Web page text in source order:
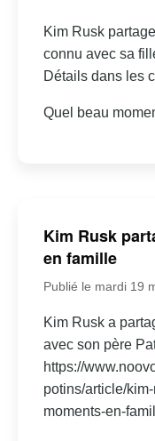
Kim Rusk
connu avec sa
Détails dans les
Quel beau
Kim Rusk
en famille
Publié le mardi 19
Kim Rusk a
avec son père
https://
potins/article/
moments-en-